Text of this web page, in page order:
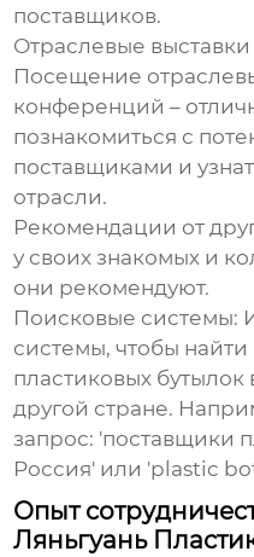
поставщиков.
Отраслевые
Посещение
конференций –
познакомиться с
поставщиками и
отрасли.
Рекомендации от
у своих знакомых и
они рекомендуют.
Поисковые системы:
системы, чтобы найти
пластиковых бутылок
другой стране.
запрос: 'поставщики
Россия' или 'plastic
Опыт
Ляньгуань